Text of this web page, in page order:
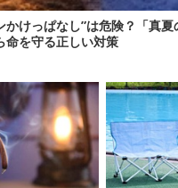
かけっぱなし”は危険？「真
命を守る正しい対策